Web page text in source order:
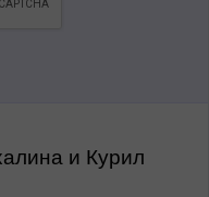
и Курил